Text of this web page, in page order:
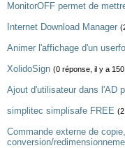
MonitorOFF permet de
Internet Download Manager
Animer l'affichage d'un
XolidoSign (0 réponse, il y a
Ajout d'utilisateur dans l'AD
simplitec simplisafe FREE
Commande externe de
conversion/